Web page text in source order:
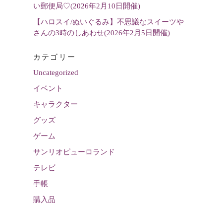
い郵便局♡(2026年2月10日開催)
【ハロスイ/ぬいぐるみ】不思議なスイーツや
さんの3時のしあわせ(2026年2月5日開催)
カテゴリー
Uncategorized
イベント
キャラクター
グッズ
ゲーム
サンリオピューロランド
テレビ
手帳
購入品